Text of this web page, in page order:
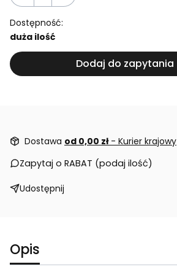
Dostępność:
duża ilość
Dodaj do zapytania
Dostawa od 0,00 zł - Kurier krajowy
Zapytaj o RABAT (podaj ilość)
Udostępnij
Opis